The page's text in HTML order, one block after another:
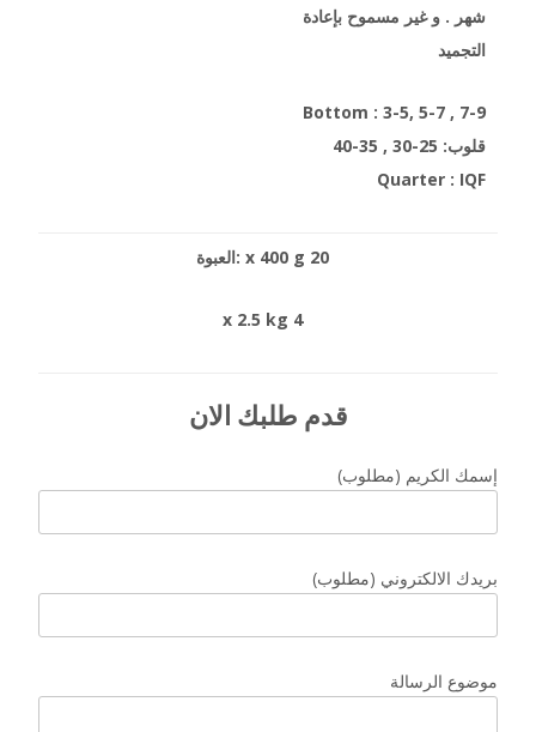
شهر . و غير مسموح بإعادة
التجميد
Bottom : 3-5, 5-7 , 7-9
قلوب: 25-30 , 35-40
Quarter : IQF
20 x 400 g :العبوة
4 x 2.5 kg
قدم طلبك الان
(إسمك الكريم (مطلوب
(بريدك الالكتروني (مطلوب
موضوع الرسالة